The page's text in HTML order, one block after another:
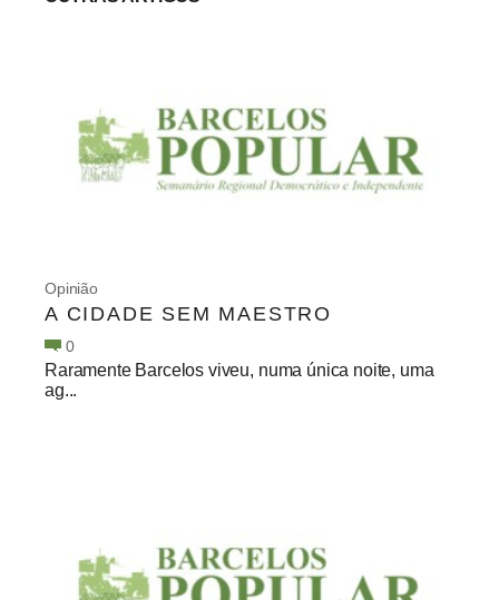
Opinião
A CIDADE SEM MAESTRO
0
Raramente Barcelos viveu, numa única noite, uma
ag...